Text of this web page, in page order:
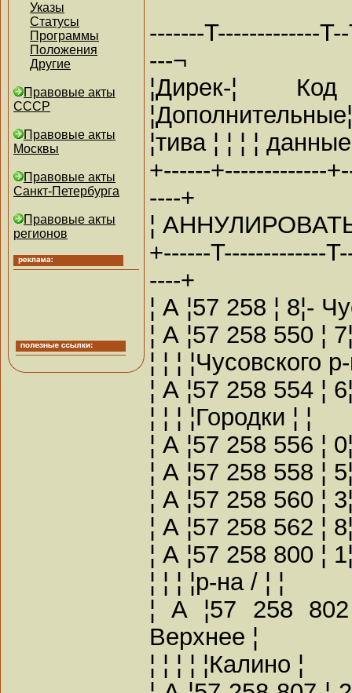
Указы
Статусы
Программы
Положения
Другие
Правовые акты
СССР
Правовые акты
Москвы
Правовые акты
Санкт-Петербурга
Правовые акты
регионов
-------T-------------
---¬
¦Дирек-¦
¦Дополнительные¦
¦тива ¦ ¦ ¦ ¦
+------+-------------
----+
¦
+------T-------------
----+
¦ А ¦57 258 ¦ 8¦-
¦ А ¦57 258 550 ¦
¦ ¦ ¦ ¦Чусовского
¦ А ¦57 258 554 ¦
¦ ¦ ¦ ¦Городки ¦ ¦
¦ А ¦57 258 556 ¦
¦ А ¦57 258 558 ¦
¦ А ¦57 258 560 ¦
¦ А ¦57 258 562 ¦
¦ А ¦57 258 800 ¦
¦ ¦ ¦ ¦р-на / ¦ ¦
¦ А ¦57 258 802
Верхнее ¦
¦ ¦ ¦ ¦ ¦Калино ¦